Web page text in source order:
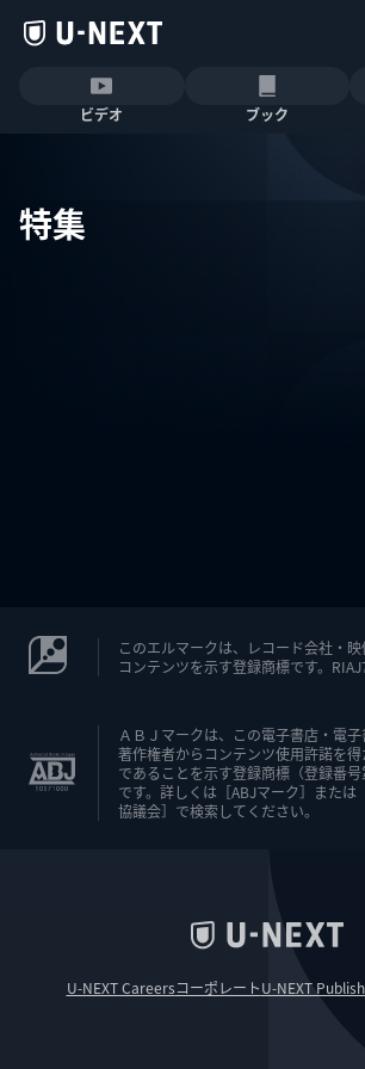
ビデオ ブック
特集
このエルマークは、レコード会社・
コンテンツを示す登録商標です。
ＡＢＪマークは、この電子書店・電子
著作権者からコンテンツ使用許諾を
であることを示す登録商標（登録番号
です。詳しくは［ABJマーク］または
協議会］で検索してください。
U-NEXT CareersコーポレートU-NEXT